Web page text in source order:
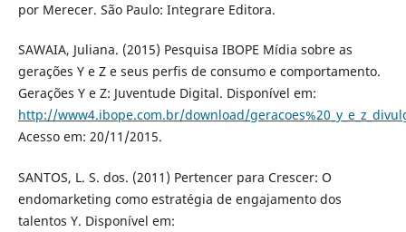
por Merecer. São Paulo: Integrare Editora.
SAWAIA, Juliana. (2015) Pesquisa IBOPE Mídia sobre as
gerações Y e Z e seus perfis de consumo e comportamento.
Gerações Y e Z: Juventude Digital. Disponível em:
http://www4.ibope.com.br/download/
Acesso em: 20/11/2015.
SANTOS, L. S. dos. (2011) Pertencer para Crescer: O
endomarketing como estratégia de engajamento dos
talentos Y. Disponível em: